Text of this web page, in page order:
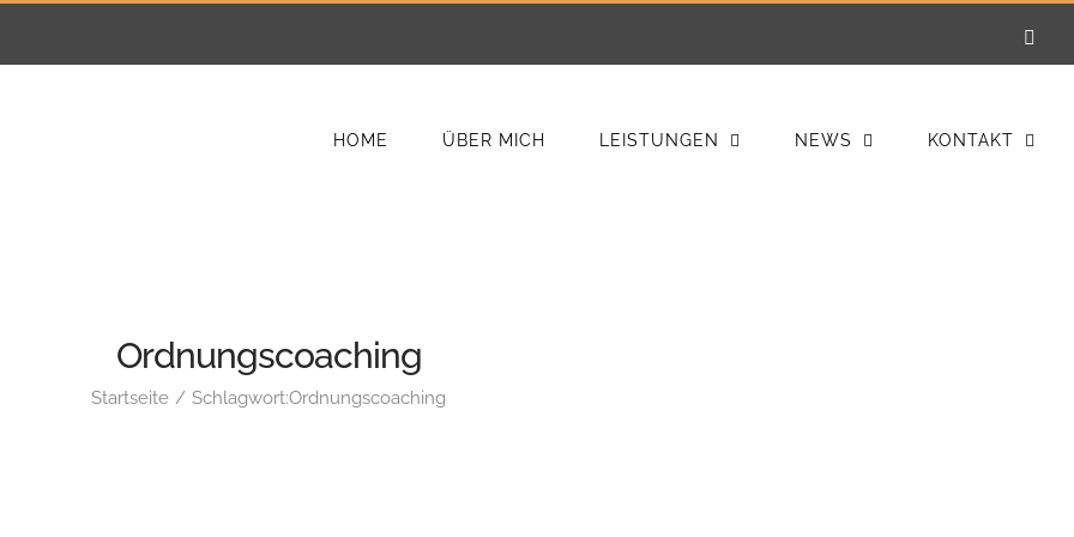
HOME ÜBER MICH LEISTUNGEN NEWS KONTAKT
Ordnungscoaching
Startseite Schlagwort:Ordnungscoaching